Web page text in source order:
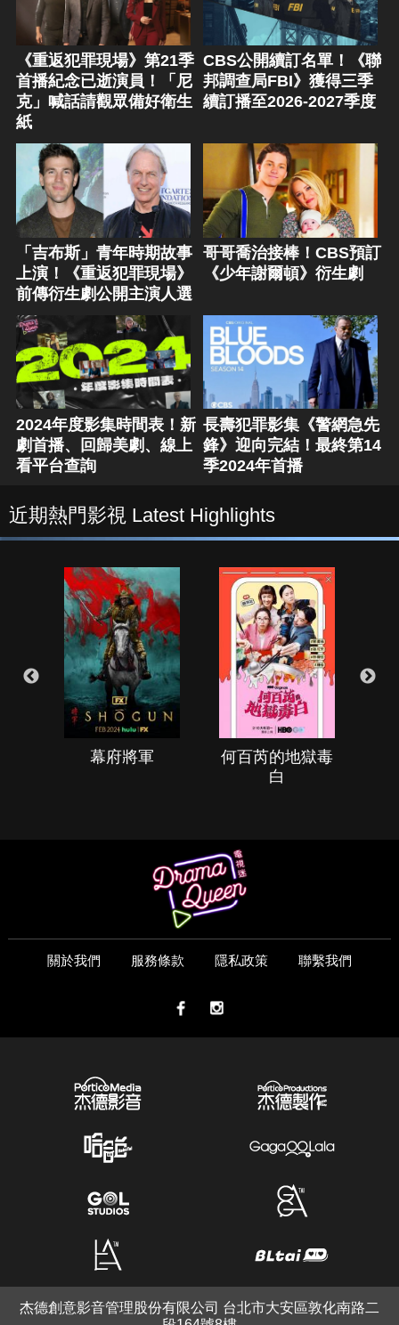
《重返犯罪現場》第21季
首播紀念已逝演員！「尼
克」喊話請觀眾備好衛生
紙
CBS公開續訂名單！《聯
邦調查局FBI》獲得三季
續訂播至2026-2027季度
「吉布斯」青年時期故事
上演！《重返犯罪現場》
前傳衍生劇公開主演人選
哥哥喬治接棒！CBS預訂
《少年謝爾頓》衍生劇
2024年度影集時間表！新
劇首播、回歸美劇、線上
看平台查詢
長壽犯罪影集《警網急先
鋒》迎向完結！最終第14
季2024年首播
近期熱門影視 Latest Highlights
幕府將軍
何百芮的地獄毒
白
關於我們 服務條款 隱私政策 聯繫我們
杰德創意影音管理股份有限公司 台北市大安區敦化南路二